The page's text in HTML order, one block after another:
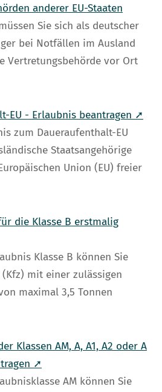
anderer EU-Staaten
Sie sich als deutscher
bei Notfällen im Ausland
Vertretungsbehörde vor Ort
EU - Erlaubnis beantragen ➚
zum Daueraufenthalt-EU
Staatsangehörige
Union (EU) freier
die Klasse B erstmalig
Klasse B können Sie
mit einer zulässigen
maximal 3,5 Tonnen
Klassen AM, A, A1, A2 oder A
➚
AM können Sie